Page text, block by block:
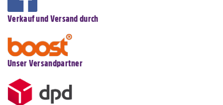
Verkauf und Versand durch
Unser Versandpartner